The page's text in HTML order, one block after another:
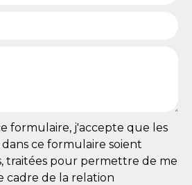
formulaire, j'accepte que les
dans ce formulaire soient
traitées pour permettre de me
cadre de la relation